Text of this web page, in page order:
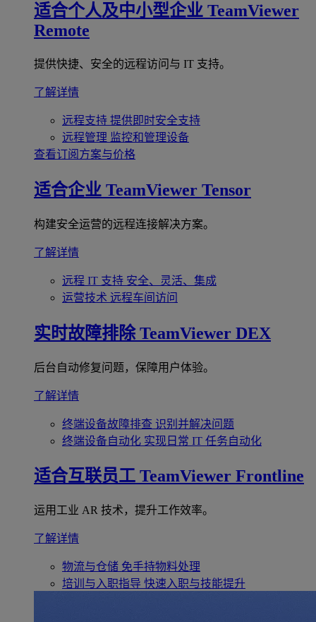
适合个人及中小型企业 TeamViewer
Remote
提供快捷、安全的远程访问与 IT 支持。
了解详情
远程支持 提供即时安全支持
远程管理 监控和管理设备
查看订阅方案与价格
适合企业 TeamViewer Tensor
构建安全运营的远程连接解决方案。
了解详情
远程 IT 支持 安全、灵活、集成
运营技术 远程车间访问
实时故障排除 TeamViewer DEX
后台自动修复问题，保障用户体验。
了解详情
终端设备故障排查 识别并解决问题
终端设备自动化 实现日常 IT 任务自动化
适合互联员工 TeamViewer Frontline
运用工业 AR 技术，提升工作效率。
了解详情
物流与仓储 免手持物料处理
培训与入职指导 快速入职与技能提升